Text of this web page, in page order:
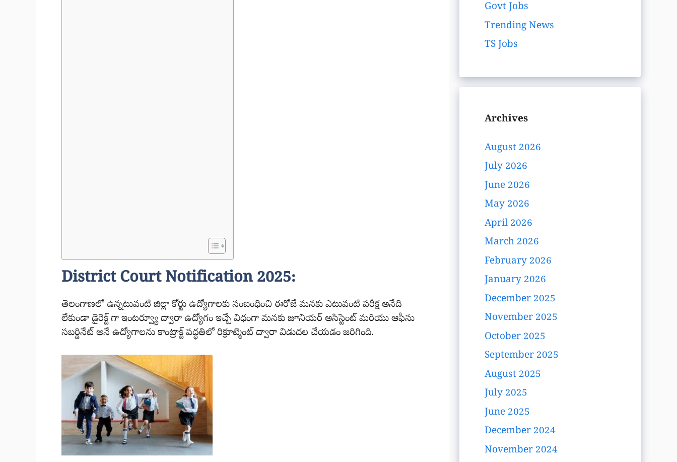
District Court Notification 2025:
తెలంగాణలో ఉన్నటువంటి జిల్లా కోర్టు ఉద్యోగాలకు సంబంధించి ఈరోజే మనకు ఎటువంటి పరీక్ష అనేది
లేకుండా డైరెక్ట్ గా ఇంటర్వ్యూ ద్వారా ఉద్యోగం ఇచ్చే విధంగా మనకు జూనియర్ అసిస్టెంట్ మరియు ఆఫీసు
సబర్డినేట్ అనే ఉద్యోగాలను కాంట్రాక్ట్ పద్ధతిలో రిక్రూట్మెంట్ ద్వారా విడుదల చేయడం జరిగింది.
Govt Jobs
Trending News
TS Jobs
Archives
August 2026
July 2026
June 2026
May 2026
April 2026
March 2026
February 2026
January 2026
December 2025
November 2025
October 2025
September 2025
August 2025
July 2025
June 2025
December 2024
November 2024